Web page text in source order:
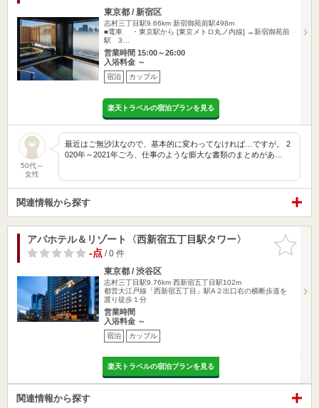
東京都 / 新宿区
志村三丁目駅9.66km 新宿御苑前駅498m
■電車 ・東京駅から [東京メトロ丸ノ内線] →新宿御苑前
駅 3…
営業時間 15:00～26:00
入浴料金 ～
宿泊 カップル
楽天トラベルの宿泊プランを見る
50代～
女性
最近はご無沙汰なので、基本的に変わってなければ…ですが。 2
020年～2021年ごろ、仕事のような膨大な書類のまとめがあ…
関連情報から探す
お気に入
りに追加
アパホテル＆リゾート〈西新宿五丁目駅タワー〉
-点/ 0 件
東京都 / 渋谷区
志村三丁目駅9.76km 西新宿五丁目駅102m
都営大江戸線「西新宿五丁目」駅A２出口右の横断歩道を
渡り徒歩１分
営業時間
入浴料金 ～
宿泊 カップル
楽天トラベルの宿泊プランを見る
関連情報から探す